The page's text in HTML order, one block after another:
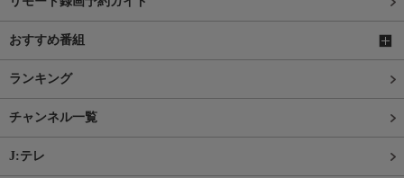
おすすめ番組
ランキング
チャンネル一覧
J:テレ